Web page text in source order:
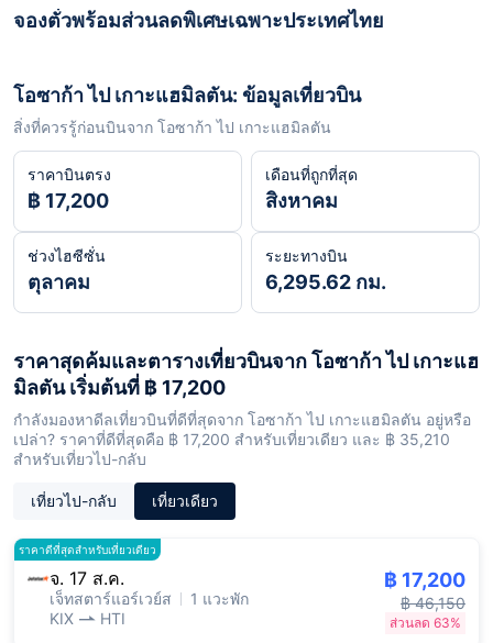
จองตั๋วพร้อมส่วนลดพิเศษเฉพาะประเทศไทย
โอซาก้า ไป เกาะแฮมิลตัน: ข้อมูลเที่ยวบิน
สิ่งที่ควรรู้ก่อนบินจาก โอซาก้า ไป เกาะแฮมิลตัน
ราคาบินตรง
฿ 17,200
เดือนที่ถูกที่สุด
สิงหาคม
ช่วงไฮซีซั่น
ตุลาคม
ระยะทางบิน
6,295.62 กม.
ราคาสุดค้มและตารางเที่ยวบินจาก โอซาก้า ไป เกาะแฮ
มิลตัน เริ่มต้นที่ ฿ 17,200
กำลังมองหาดีลเที่ยวบินที่ดีที่สุดจาก โอซาก้า ไป เกาะแฮมิลตัน อยู่หรือ
เปล่า? ราคาที่ดีที่สุดคือ ฿ 17,200 สำหรับเที่ยวเดียว และ ฿ 35,210
สำหรับเที่ยวไป-กลับ
เที่ยวไป-กลับ เที่ยวเดียว
ราคาดีที่สุดสำหรับเที่ยวเดียว
จ. 17 ส.ค.
เจ็ทสตาร์แอร์เวย์ส
1 แวะพัก
KIX
HTI
฿ 17,200
฿ 46,150
ส่วนลด 63%